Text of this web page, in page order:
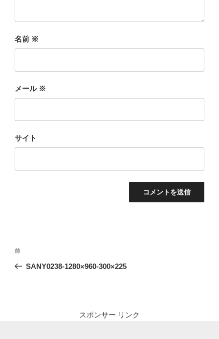
名前 ※
メール ※
サイト
投
ナ
前
の
前
SANY0238-1280×960-300×225
スポンサー リンク